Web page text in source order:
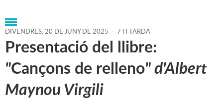
DIVENDRES,20 DE JUNY DE 2025 - 7 H TARDA
Presentació del llibre:
"Cançons de relleno" d'Albert
Maynou Virgili